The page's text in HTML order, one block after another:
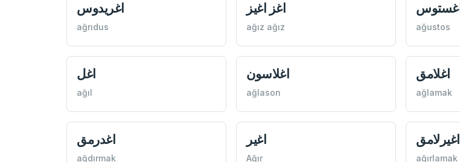
اغريدوس
ağrıdus
اغز اغيز
ağız ağız
اغستوس
ağustos
اغل
ağıl
اغلاسون
ağlason
اغلامق
ağlamak
اغدرمق
ağdırmak
اغير
Ağır
اغيرلامق
ağırlamak